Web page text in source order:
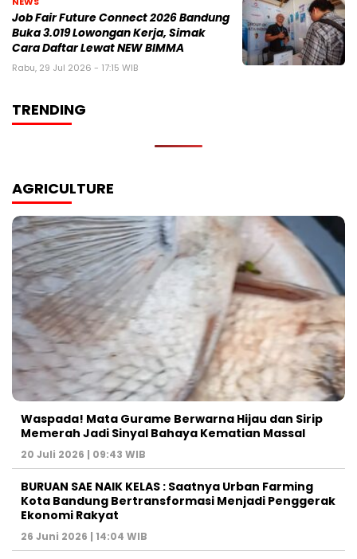
Job Fair Future Connect 2026 Bandung
Buka 3.019 Lowongan Kerja, Simak
Cara Daftar Lewat NEW BIMMA
Rabu, 29 Jul 2026 - 17:15 WIB
TRENDING
AGRICULTURE
Waspada! Mata Gurame Berwarna Hijau dan Sirip
Memerah Jadi Sinyal Bahaya Kematian Massal
20 Juli 2026 | 09:43 WIB
BURUAN SAE NAIK KELAS : Saatnya Urban Farming
Kota Bandung Bertransformasi Menjadi Penggerak
Ekonomi Rakyat
26 Juni 2026 | 14:04 WIB